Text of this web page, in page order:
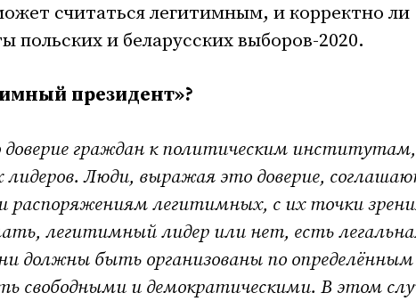
считаться легитимным, и корректно ли
польских и беларусских выборов-2020.
президент»?
граждан к политическим институтам,
лидеров. Люди, выражая это доверие,
распоряжениям легитимных, с их точки
легитимный лидер или нет, есть
должны быть организованы по определённым
свободными и демократическими. В этом